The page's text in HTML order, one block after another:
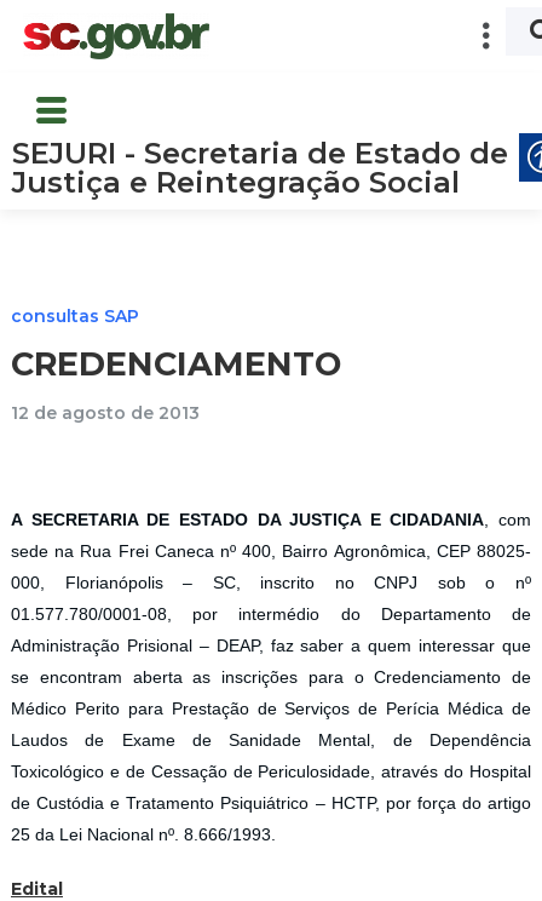
SEJURI - Secretaria de Estado de
Justiça e Reintegração Social
consultas SAP
CREDENCIAMENTO
12 de agosto de 2013
A SECRETARIA DE ESTADO DA JUSTIÇA E CIDADANIA , com
sede na Rua Frei Caneca nº 400, Bairro Agronômica, CEP 88025-
000, Florianópolis – SC, inscrito no CNPJ sob o nº
01.577.780/0001-08, por intermédio do Departamento de
Administração Prisional – DEAP, faz saber a quem interessar que
se encontram aberta as inscrições para o Credenciamento de
Médico Perito para Prestação de Serviços de Perícia Médica de
Laudos de Exame de Sanidade Mental, de Dependência
Toxicológico e de Cessação de Periculosidade, através do Hospital
de Custódia e Tratamento Psiquiátrico – HCTP, por força do artigo
25 da Lei Nacional nº. 8.666/1993.
Edital